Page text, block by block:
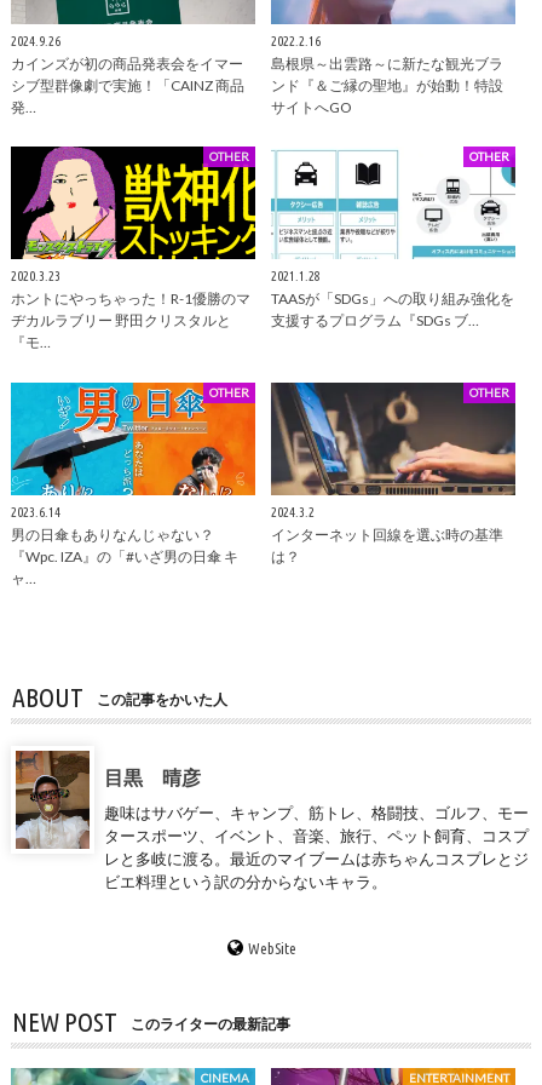
2024.9.26
カインズが初の商品発表会をイマー
シブ型群像劇で実施！「CAINZ 商品
発…
2022.2.16
島根県～出雲路～に新たな観光ブラ
ンド『＆ご縁の聖地』が始動！特設
サイトへGO
OTHER
2020.3.23
ホントにやっちゃった！R-1優勝のマ
ヂカルラブリー 野田クリスタルと
『モ…
OTHER
2021.1.28
TAASが「SDGs」への取り組み強化を
支援するプログラム『SDGs ブ…
OTHER
2023.6.14
男の日傘もありなんじゃない？
『Wpc. IZA』の「#いざ男の日傘 キ
ャ…
OTHER
2024.3.2
インターネット回線を選ぶ時の基準
は？
ABOUT この記事をかいた人
目黒 晴彦
趣味はサバゲー、キャンプ、筋トレ、格闘技、ゴルフ、モー
タースポーツ、イベント、音楽、旅行、ペット飼育、コスプ
レと多岐に渡る。最近のマイブームは赤ちゃんコスプレとジ
ビエ料理という訳の分からないキャラ。
WebSite
NEW POST このライターの最新記事
CINEMA ENTERTAINMENT